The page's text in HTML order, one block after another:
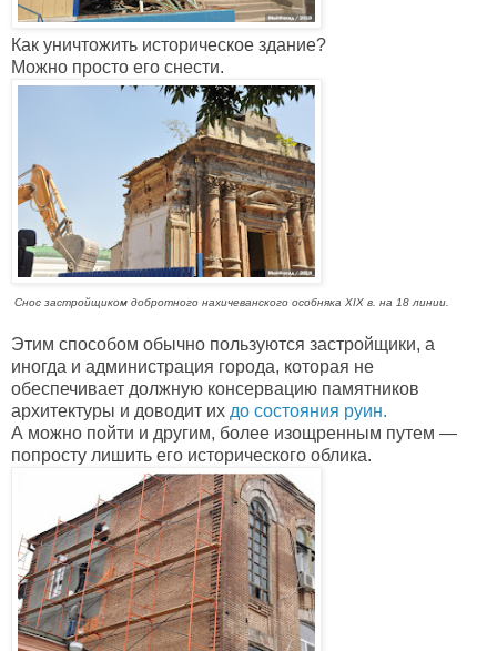
Как уничтожить историческое здание?
Можно просто его снести.
Снос застройщиком добротного нахичеванского особняка XIX в. на 18 линии.
Этим способом обычно пользуются застройщики, а
иногда и администрация города, которая не
обеспечивает должную консервацию памятников
архитектуры и доводит их до состояния руин.
А можно пойти и другим, более изощренным путем —
попросту лишить его исторического облика.